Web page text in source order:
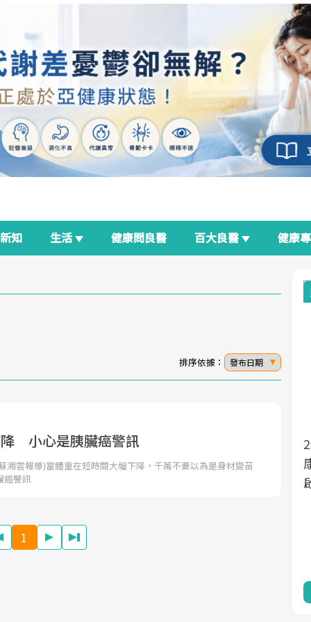
新知 生活 健康問良醫 百大良醫 健康
排序依據： 發布日期
小心是胰臟癌警訊
雲報導)當體重在短時間大幅下降，千萬不要以為是身材變苗
癌警訊
1
面對超高齡社會的浪潮，台灣正在快速邁
向「健康照護」的新時代。隨著國家政策
心議題。然而，健檢不只是醫療院所的服
務，更是民眾了解自身健康狀況、啟動健